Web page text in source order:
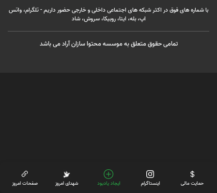
با شماره های فوق در اکثر شبکه های اجتماعی داخلی و خارجی حضور داریم - تلگرام، واتس
اپ، بله، ایتا، روبیکا، سروش، شاد
تمامی حقوق متعلق به موسسه محتوا سازان آراد می باشد
حمایت مالی اینستاگرام ایجاد یادبود شهدای امروز صفحات امروز